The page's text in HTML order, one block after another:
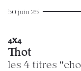
30 juin 25
4X4
Thot
les 4 titres